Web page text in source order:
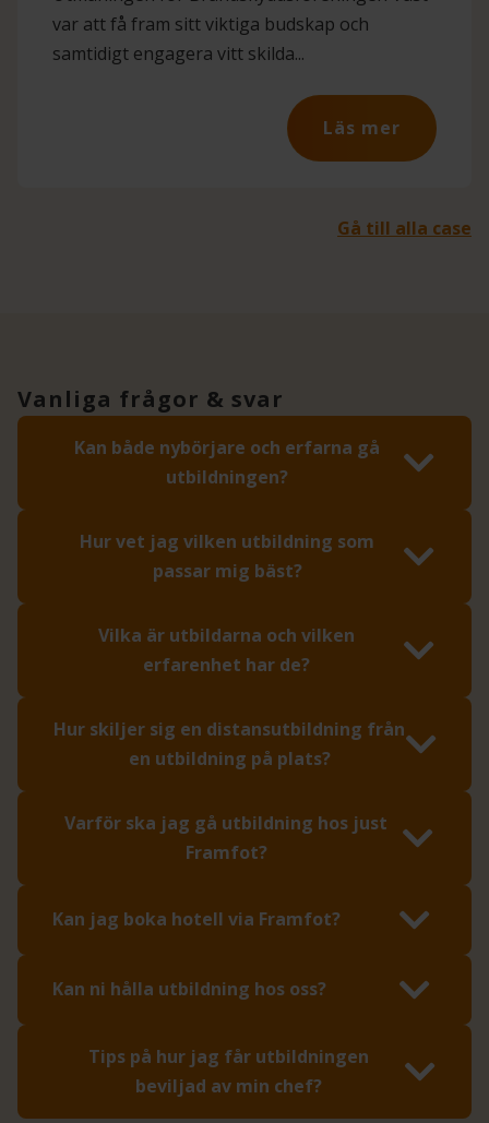
var att få fram sitt viktiga budskap och
samtidigt engagera vitt skilda...
Läs mer
Gå till alla case
Vanliga frågor & svar
Kan både nybörjare och erfarna gå
utbildningen?
Hur vet jag vilken utbildning som
passar mig bäst?
Vilka är utbildarna och vilken
erfarenhet har de?
Hur skiljer sig en distansutbildning från
en utbildning på plats?
Varför ska jag gå utbildning hos just
Framfot?
Kan jag boka hotell via Framfot?
Kan ni hålla utbildning hos oss?
Tips på hur jag får utbildningen
beviljad av min chef?